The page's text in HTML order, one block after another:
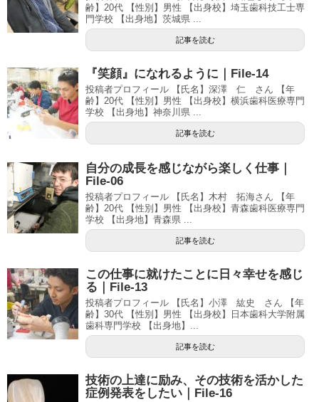
齢】20代 【性別】男性 【出身校】埼玉歯科技工士専
門学校 【出身地】茨城県 ...
記事を読む
『笑顔』になれるように｜File-14
投稿者プロフィール 【氏名】深澤 仁 さん 【年
齢】20代 【性別】男性 【出身校】横浜歯科医療専門
学校 【出身地】神奈川県 ...
記事を読む
自分の成長を感じながら楽しく仕事｜
File-06
投稿者プロフィール 【氏名】木村 拓海さん 【年
齢】20代 【性別】男性 【出身校】青森歯科医療専門
学校 【出身地】青森県 ...
記事を読む
この仕事に就けたことに日々幸せを感じ
る｜File-13
投稿者プロフィール 【氏名】小澤 紘史 さん 【年
齢】30代 【性別】男性 【出身校】日本歯科大学附属
歯科専門学校 【出身地】...
記事を読む
技術の上達に励み、その技術を活かした
症例発表をしたい｜File-16